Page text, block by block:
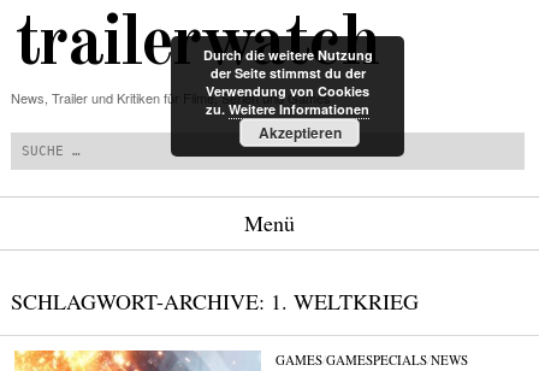
trailerwatch
News, Trailer und Kritiken für Filme, Serien und Games
Menü
SCHLAGWORT-ARCHIVE: 1. WELTKRIEG
GAMES/GAMESPECIALS/NEWS
Durch die weitere Nutzung
der Seite stimmst du der
Verwendung von Cookies
zu. Weitere Informationen
Akzeptieren